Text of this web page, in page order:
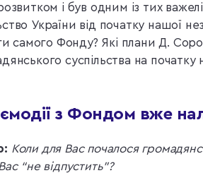
і був одним із тих
України від початку нашої
самого Фонду? Які плани Д.
суспільства на початку
з Фондом вже
Коли для Вас почалося
“не відпустить”?